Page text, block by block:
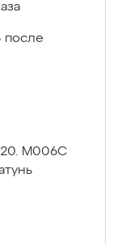
после
M006C